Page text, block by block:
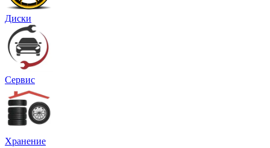
Диски
Сервис
Хранение